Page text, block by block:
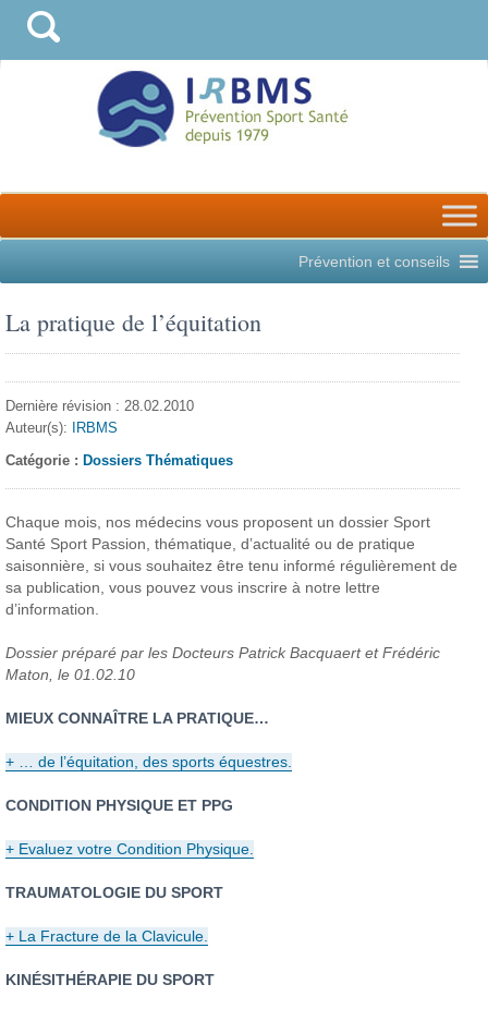
Prévention et conseils
La pratique de l’équitation
Dernière révision : 28.02.2010
Auteur(s):
IRBMS
Catégorie : Dossiers Thématiques
Chaque mois, nos médecins vous proposent un dossier Sport
Santé Sport Passion, thématique, d’actualité ou de pratique
saisonnière, si vous souhaitez être tenu informé régulièrement de
sa publication, vous pouvez vous inscrire à notre lettre
d’information.
Dossier préparé par les Docteurs Patrick Bacquaert et Frédéric
Maton, le 01.02.10
MIEUX CONNAÎTRE LA PRATIQUE…
+ … de l’équitation, des sports équestres.
CONDITION PHYSIQUE ET PPG
+ Evaluez votre Condition Physique.
TRAUMATOLOGIE DU SPORT
+ La Fracture de la Clavicule.
KINÉSITHÉRAPIE DU SPORT